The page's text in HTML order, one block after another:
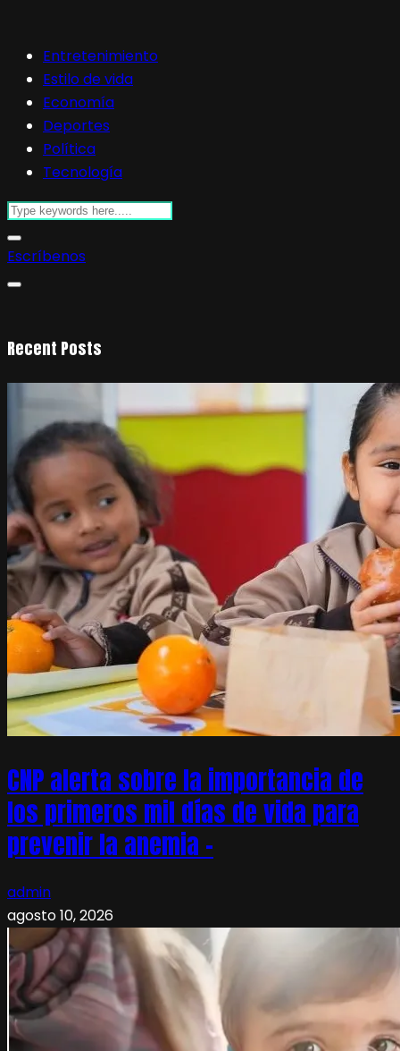
Entretenimiento
Estilo de vida
Economía
Deportes
Política
Tecnología
Escríbenos
Recent Posts
CNP alerta sobre la importancia de
los primeros mil días de vida para
prevenir la anemia –
admin
agosto 10, 2026